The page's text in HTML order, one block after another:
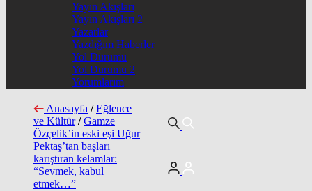
Yayın Akışları
Yayın Akışları 2
Yazarlar
Yazdığım Haberler
Yol Durumu
Yol Durumu 2
Yorumlarım
Anasayfa / Eğlence
ve Kültür / Gamze
Özçelik’in eski eşi Uğur
Pektaş’tan başları
karıştıran kelamlar:
“Sevmek, kabul
etmek…”